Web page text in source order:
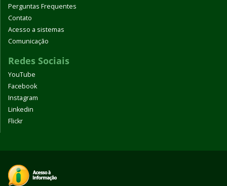
Perguntas Frequentes
Contato
Acesso a sistemas
Comunicação
Redes Sociais
YouTube
Facebook
Instagram
Linkedin
Flickr